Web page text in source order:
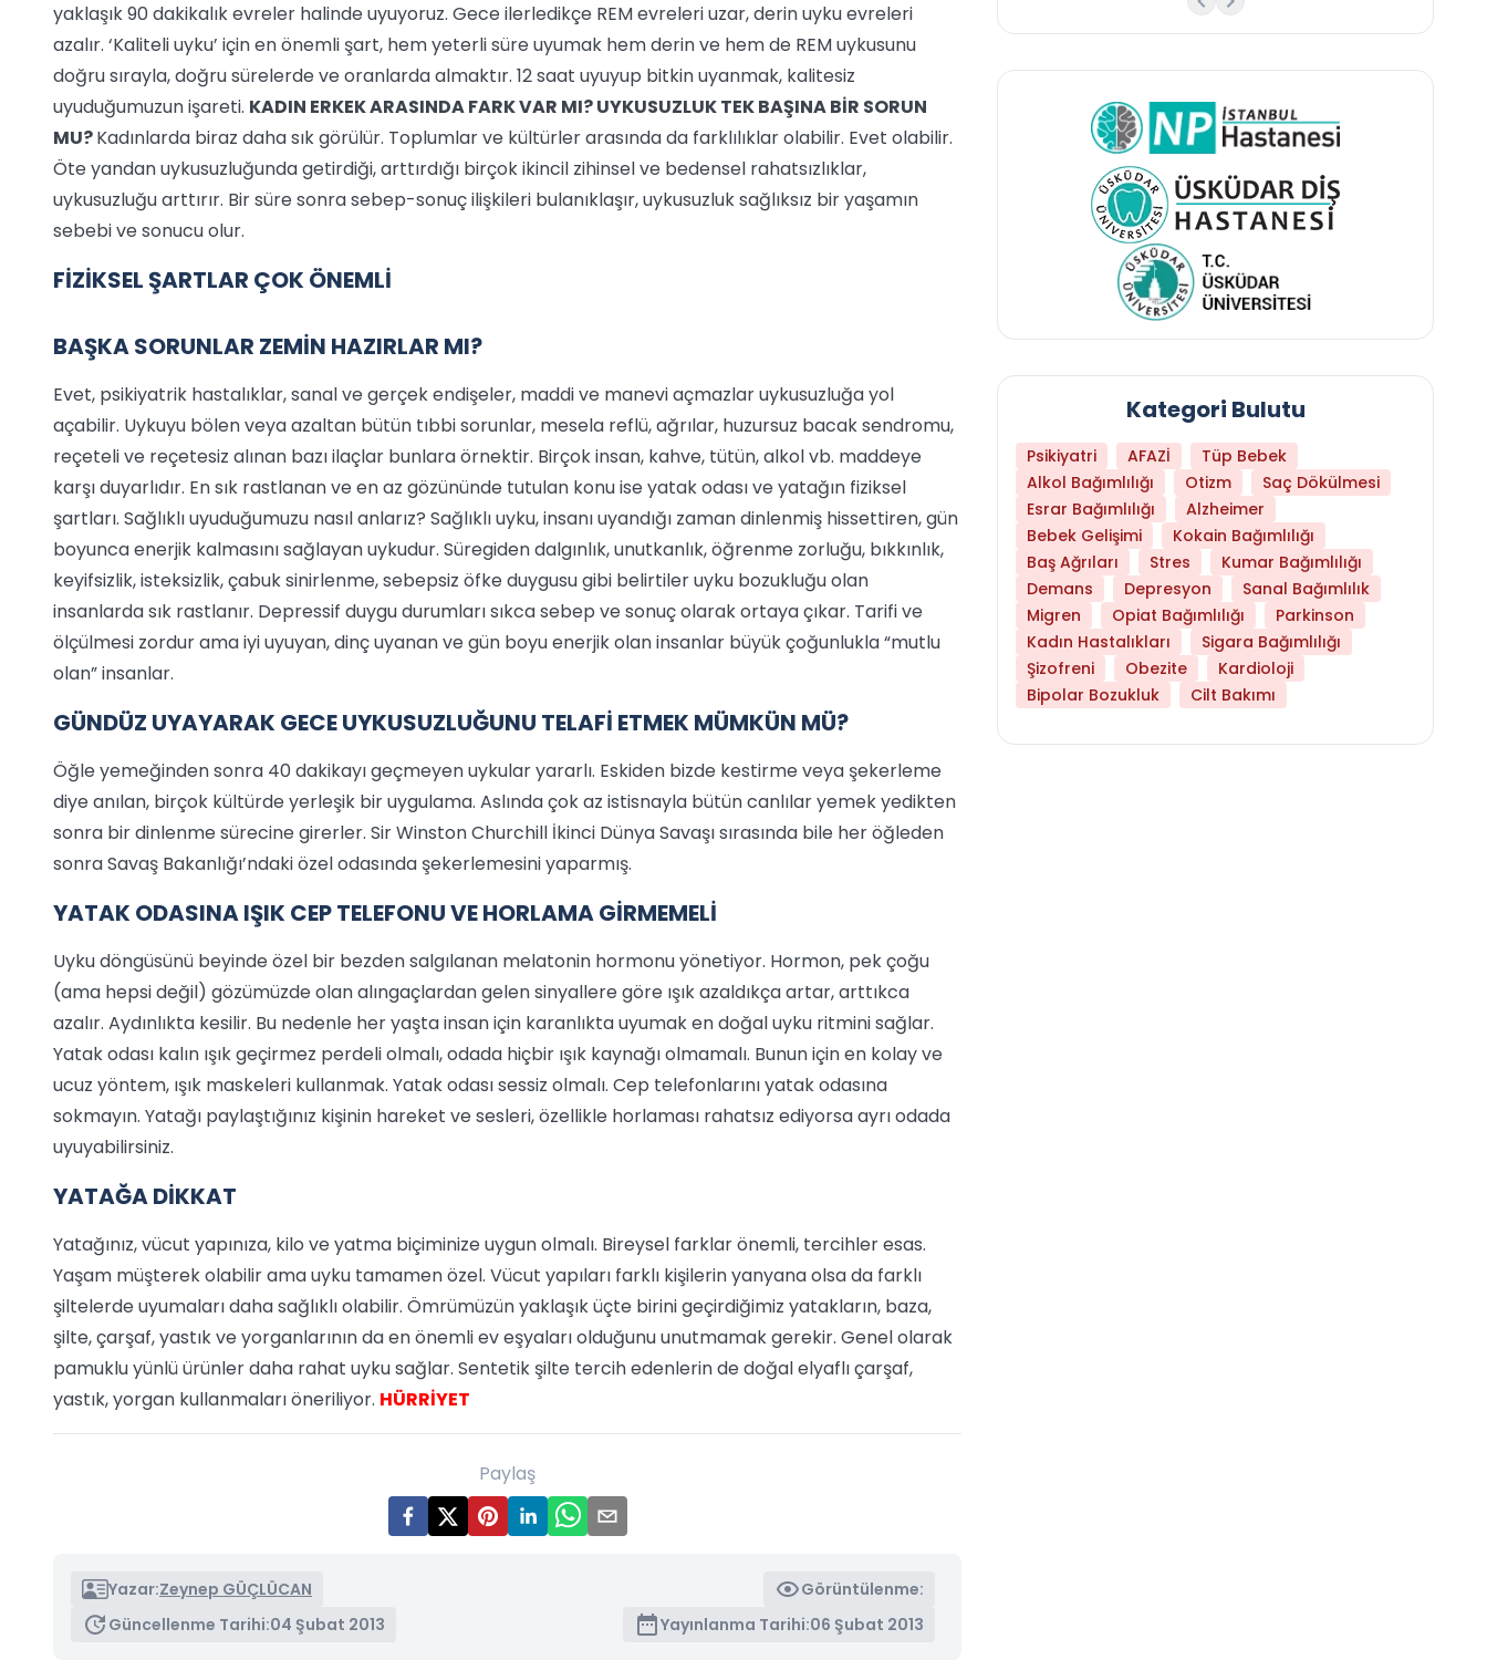
yaklaşık 90 dakikalık evreler halinde uyuyoruz. Gece ilerledikçe REM evreleri uzar, derin uyku evreleri
azalır. ‘Kaliteli uyku’ için en önemli şart, hem yeterli süre uyumak hem derin ve hem de REM uykusunu
doğru sırayla, doğru sürelerde ve oranlarda almaktır. 12 saat uyuyup bitkin uyanmak, kalitesiz
uyuduğumuzun işareti. KADIN ERKEK ARASINDA FARK VAR MI? UYKUSUZLUK TEK BAŞINA BİR SORUN
MU?Kadınlarda biraz daha sık görülür. Toplumlar ve kültürler arasında da farklılıklar olabilir. Evet olabilir.
Öte yandan uykusuzluğunda getirdiği, arttırdığı birçok ikincil zihinsel ve bedensel rahatsızlıklar,
uykusuzluğu arttırır. Bir süre sonra sebep-sonuç ilişkileri bulanıklaşır, uykusuzluk sağlıksız bir yaşamın
sebebi ve sonucu olur.
FİZİKSEL ŞARTLAR ÇOK ÖNEMLİ
BAŞKA SORUNLAR ZEMİN HAZIRLAR MI?
Evet, psikiyatrik hastalıklar, sanal ve gerçek endişeler, maddi ve manevi açmazlar uykusuzluğa yol
açabilir. Uykuyu bölen veya azaltan bütün tıbbi sorunlar, mesela reflü, ağrılar, huzursuz bacak sendromu,
reçeteli ve reçetesiz alınan bazı ilaçlar bunlara örnektir. Birçok insan, kahve, tütün, alkol vb. maddeye
karşı duyarlıdır. En sık rastlanan ve en az gözününde tutulan konu ise yatak odası ve yatağın fiziksel
şartları. Sağlıklı uyuduğumuzu nasıl anlarız? Sağlıklı uyku, insanı uyandığı zaman dinlenmiş hissettiren, gün
boyunca enerjik kalmasını sağlayan uykudur. Süregiden dalgınlık, unutkanlık, öğrenme zorluğu, bıkkınlık,
keyifsizlik, isteksizlik, çabuk sinirlenme, sebepsiz öfke duygusu gibi belirtiler uyku bozukluğu olan
insanlarda sık rastlanır. Depressif duygu durumları sıkca sebep ve sonuç olarak ortaya çıkar. Tarifi ve
ölçülmesi zordur ama iyi uyuyan, dinç uyanan ve gün boyu enerjik olan insanlar büyük çoğunlukla “mutlu
olan” insanlar.
GÜNDÜZ UYAYARAK GECE UYKUSUZLUĞUNU TELAFİ ETMEK MÜMKÜN MÜ?
Öğle yemeğinden sonra 40 dakikayı geçmeyen uykular yararlı. Eskiden bizde kestirme veya şekerleme
diye anılan, birçok kültürde yerleşik bir uygulama. Aslında çok az istisnayla bütün canlılar yemek yedikten
sonra bir dinlenme sürecine girerler. Sir Winston Churchill İkinci Dünya Savaşı sırasında bile her öğleden
sonra Savaş Bakanlığı’ndaki özel odasında şekerlemesini yaparmış.
YATAK ODASINA IŞIK CEP TELEFONU VE HORLAMA GİRMEMELİ
Uyku döngüsünü beyinde özel bir bezden salgılanan melatonin hormonu yönetiyor. Hormon, pek çoğu
(ama hepsi değil) gözümüzde olan alıngaçlardan gelen sinyallere göre ışık azaldıkça artar, arttıkca
azalır. Aydınlıkta kesilir. Bu nedenle her yaşta insan için karanlıkta uyumak en doğal uyku ritmini sağlar.
Yatak odası kalın ışık geçirmez perdeli olmalı, odada hiçbir ışık kaynağı olmamalı. Bunun için en kolay ve
ucuz yöntem, ışık maskeleri kullanmak. Yatak odası sessiz olmalı. Cep telefonlarını yatak odasına
sokmayın. Yatağı paylaştığınız kişinin hareket ve sesleri, özellikle horlaması rahatsız ediyorsa ayrı odada
uyuyabilirsiniz.
YATAĞA DİKKAT
Yatağınız, vücut yapınıza, kilo ve yatma biçiminize uygun olmalı. Bireysel farklar önemli, tercihler esas.
Yaşam müşterek olabilir ama uyku tamamen özel. Vücut yapıları farklı kişilerin yanyana olsa da farklı
şiltelerde uyumaları daha sağlıklı olabilir. Ömrümüzün yaklaşık üçte birini geçirdiğimiz yatakların, baza,
şilte, çarşaf, yastık ve yorganlarının da en önemli ev eşyaları olduğunu unutmamak gerekir. Genel olarak
pamuklu yünlü ürünler daha rahat uyku sağlar. Sentetik şilte tercih edenlerin de doğal elyaflı çarşaf,
yastık, yorgan kullanmaları öneriliyor. HÜRRİYET
Paylaş
Yazar:Zeynep GÜÇLÜCAN
Görüntülenme:
Güncellenme Tarihi:04 Şubat 2013 Yayınlanma Tarihi:06 Şubat 2013
Kategori Bulutu
Psikiyatri AFAZİ
Tüp Bebek
Alkol Bağımlılığı
Otizm
Saç Dökülmesi
Esrar Bağımlılığı
Alzheimer
Bebek Gelişimi
Kokain Bağımlılığı
Baş Ağrıları
Stres
Kumar Bağımlılığı
Demans
Depresyon
Sanal Bağımlılık
Migren
Opiat Bağımlılığı
Parkinson
Kadın Hastalıkları
Sigara Bağımlılığı
Şizofreni
Obezite
Kardioloji
Bipolar Bozukluk
Cilt Bakımı